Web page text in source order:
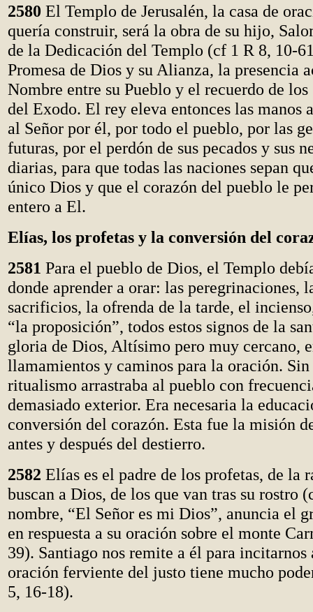
2580 El Templo de Jerusalén, la casa de
quería construir, será la obra de su hijo,
de la Dedicación del Templo (cf 1 R 8, 10-
Promesa de Dios y su Alianza, la presencia
Nombre entre su Pueblo y el recuerdo de los
del Exodo. El rey eleva entonces las manos
al Señor por él, por todo el pueblo, por las
futuras, por el perdón de sus pecados y sus
diarias, para que todas las naciones sepan
único Dios y que el corazón del pueblo le
entero a El.
Elías, los profetas y la conversión del
2581 Para el pueblo de Dios, el Templo
donde aprender a orar: las peregrinaciones,
sacrificios, la ofrenda de la tarde, el
“la proposición”, todos estos signos de la
gloria de Dios, Altísimo pero muy cercano,
llamamientos y caminos para la oración.
ritualismo arrastraba al pueblo con
demasiado exterior. Era necesaria la
conversión del corazón. Esta fue la misión
antes y después del destierro.
2582 Elías es el padre de los profetas, de la
buscan a Dios, de los que van tras su rostro
nombre, “El Señor es mi Dios”, anuncia el
en respuesta a su oración sobre el monte
39). Santiago nos remite a él para incitarnos
oración ferviente del justo tiene mucho
5, 16-18).